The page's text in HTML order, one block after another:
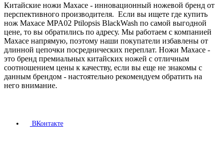
Китайские ножи Maxace - инновационный ножевой бренд от
перспективного производителя. Если вы ищете где купить
нож Maxace MPA02 Ptilopsis BlackWash по самой выгодной
цене, то вы обратились по адресу. Мы работаем с компанией
Maxace напрямую, поэтому наши покупатели избавлены от
длинной цепочки посреднических переплат. Ножи Maxace -
это бренд премиальных китайских ножей с отличным
соотношением цены к качеству, если вы еще не знакомы с
данным брендом - настоятельно рекомендуем обратить на
него внимание.
ВКонтакте